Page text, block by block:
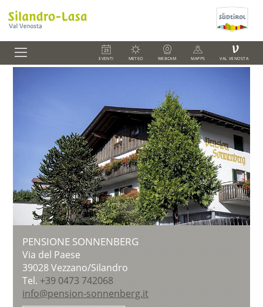
EVENTI METEO WEBCAM MAPPS
V
VAL VENOSTA
PENSIONE SONNENBERG
Via del Paese
39028Vezzano/Silandro
Tel. +39 0473 742068
info@pension-sonnenberg.it